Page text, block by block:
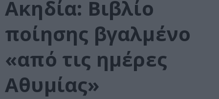
Ακηδία: Βιβλίο
ποίησης βγαλμένο
«από τις ημέρες
Αθυμίας»